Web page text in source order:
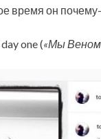
время он
one («Мы Веном